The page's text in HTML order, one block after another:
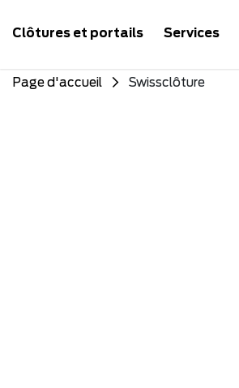
Clôtures et portails Services
Page d'accueil Swissclôture